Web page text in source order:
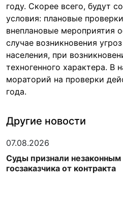
году. Скорее всего, будут
условия: плановые
внеплановые мероприятия
случае возникновения
населения, при
техногенного характера. В
мораторий на проверки
года.
Другие новости
07.08.2026
Суды признали незаконным
госзаказчика от контракта